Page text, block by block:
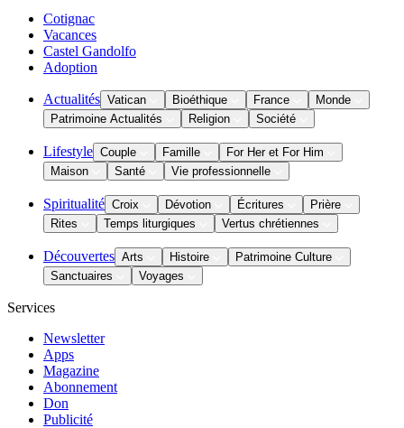
Cotignac
Vacances
Castel Gandolfo
Adoption
Actualités Vatican Bioéthique France
Monde
Patrimoine Actualités
Religion Société
Lifestyle Couple Famille
For Her et For Him
Maison
Santé Vie professionnelle
Spiritualité Croix Dévotion Écritures
Prière
Rites
Temps liturgiques Vertus chrétiennes
Découvertes Arts Histoire
Patrimoine Culture
Sanctuaires
Voyages
Services
Newsletter
Apps
Magazine
Abonnement
Don
Publicité